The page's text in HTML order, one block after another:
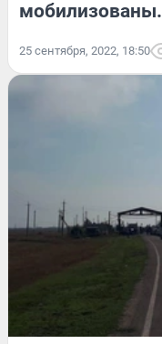
25 сентября, 2022, 18:50